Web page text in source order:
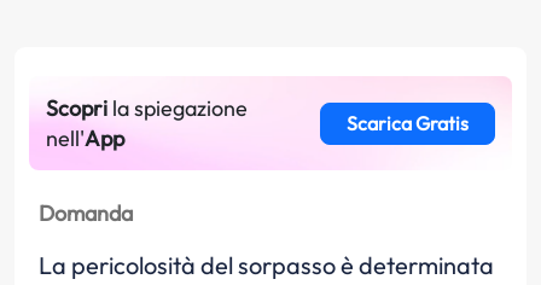
Scopri la spiegazione
nell'App
Scarica Gratis
Domanda
La pericolosità del sorpasso è determinata